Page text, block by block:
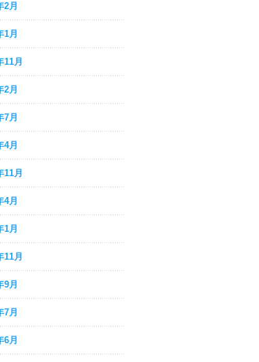
2月
1月
11月
2月
7月
4月
11月
4月
1月
11月
9月
7月
6月